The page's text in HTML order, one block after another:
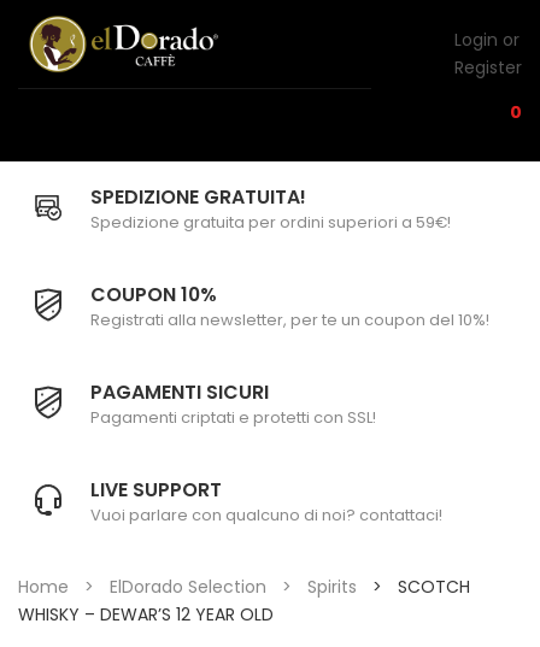
Login or
Register
0
SPEDIZIONE GRATUITA!
Spedizione gratuita per ordini superiori a 59€!
COUPON 10%
Registrati alla newsletter, per te un coupon del 10%!
PAGAMENTI SICURI
Pagamenti criptati e protetti con SSL!
LIVE SUPPORT
Vuoi parlare con qualcuno di noi? contattaci!
Home > ElDorado Selection > Spirits >
SCOTCH
WHISKY – DEWAR’S 12 YEAR OLD